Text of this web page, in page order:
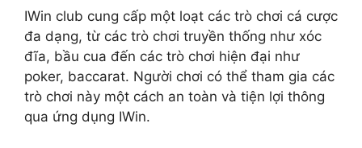
IWin club cung cấp một loạt các trò chơi cá cược
đa dạng, từ các trò chơi truyền thống như xóc
đĩa, bầu cua đến các trò chơi hiện đại như
poker, baccarat. Người chơi có thể tham gia các
trò chơi này một cách an toàn và tiện lợi thông
qua ứng dụng IWin.